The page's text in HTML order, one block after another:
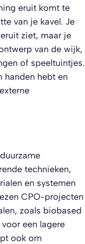
eruit komt te
van je kavel. Je
ziet, maar je
van de wijk,
of speeltuintjes.
handen hebt en
technieken,
en systemen
CPO-projecten
zoals biobased
een lagere
ook om